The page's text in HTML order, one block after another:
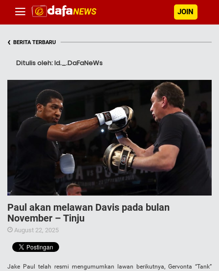
JOIN
‹ BERITA TERBARU
Ditulis oleh: Id._.DaFaNeWs
Paul akan melawan Davis pada bulan
November – Tinju
August 22, 2025
Jake Paul telah resmi mengumumkan lawan berikutnya, Gervonta “Tank”